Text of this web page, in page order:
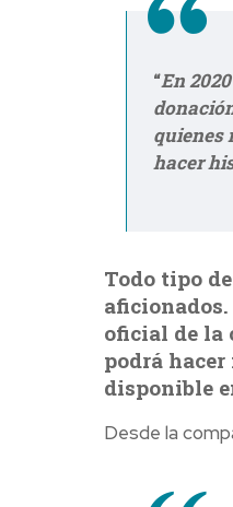
“En
quienes
hacer
Todo tipo
oficial de la
podrá
disponible
Desde la